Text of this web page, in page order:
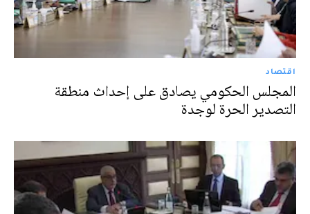
اقتصاد
المجلس الحكومي يصادق على إحداث منطقة
التصدير الحرة لوجدة